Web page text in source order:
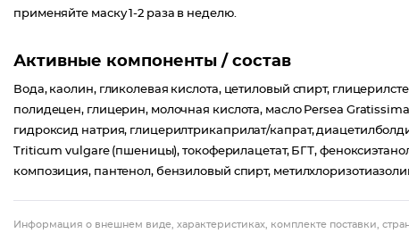
применяйте маску 1-2 раза в неделю.
Активные компоненты / состав
Вода, каолин, гликолевая кислота, цетиловый спирт,
полидецен, глицерин, молочная кислота, масло Persea
гидроксид натрия, глицерилтрикаприлат/капрат,
Triticum vulgare (пшеницы), токоферилацетат, БГТ,
композиция, пантенол, бензиловый спирт,
Информация о внешнем виде, характеристиках, комплекте поставки,